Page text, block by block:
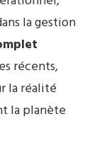
la gestion
récents,
la réalité
la planète